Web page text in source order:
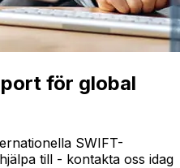
för global
SWIFT-
till - kontakta oss idag